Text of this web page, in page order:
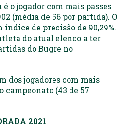
o jogador com mais passes
(média de 56 por partida). O
de precisão de 90,29%.
do atual elenco a ter
do Bugre no
dos jogadores com mais
campeonato (43 de 57
2021